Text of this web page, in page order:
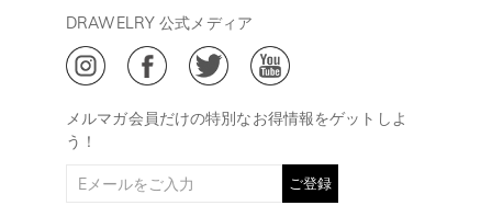
ご利用規約
ご特定商取引法に基づく表示
ジュエリーお手入れ
Drawelry Blog
会員・ポイントについて
メルマガ会員だけの特別なお得情報をゲットしよ
う！
ご登録
DRAWELRY 公式メディア